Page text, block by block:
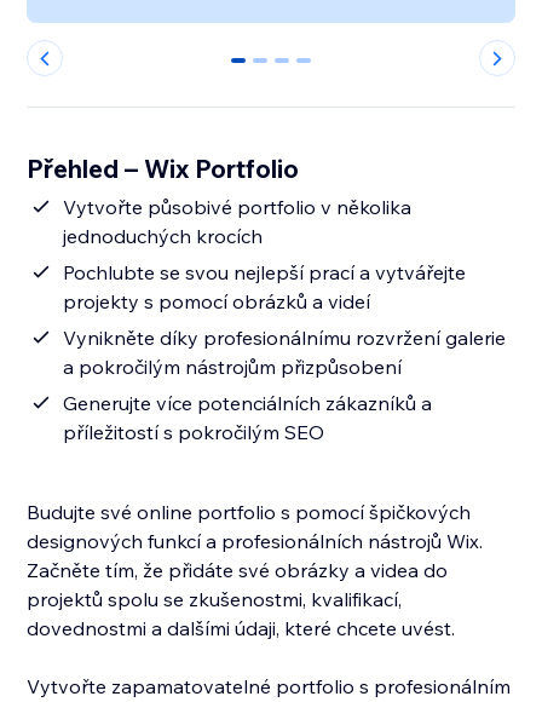
0 1 2 3
Přehled – Wix Portfolio
Vytvořte působivé portfolio v několika
jednoduchých krocích
Pochlubte se svou nejlepší prací a vytvářejte
projekty s pomocí obrázků a videí
Vynikněte díky profesionálnímu rozvržení galerie
a pokročilým nástrojům přizpůsobení
Generujte více potenciálních zákazníků a
příležitostí s pokročilým SEO
Budujte své online portfolio s pomocí špičkových
designových funkcí a profesionálních nástrojů Wix.
Začněte tím, že přidáte své obrázky a videa do
projektů spolu se zkušenostmi, kvalifikací,
dovednostmi a dalšími údaji, které chcete uvést.
Vytvořte zapamatovatelné portfolio s profesionálním